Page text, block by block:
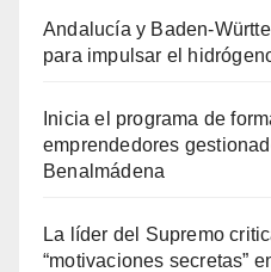
Andalucía y Baden-
para impulsar el
Inicia el programa de
emprendedores
Benalmádena
La líder del Supremo
“motivaciones secretas”